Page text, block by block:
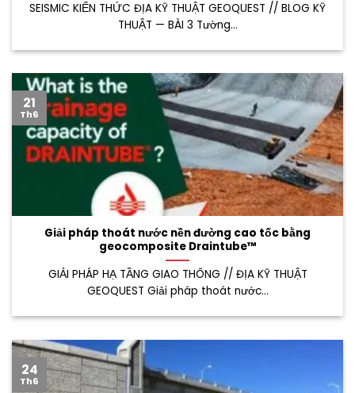
SEISMIC KIẾN THỨC ĐỊA KỸ THUẬT GEOQUEST // BLOG KỸ
THUẬT — BÀI 3 Tường...
Giải pháp thoát nước nền đường cao tốc bằng
geocomposite Draintube™
GIẢI PHÁP HẠ TẦNG GIAO THÔNG // ĐỊA KỸ THUẬT
GEOQUEST Giải pháp thoát nước...
21
Th6
24
Th6